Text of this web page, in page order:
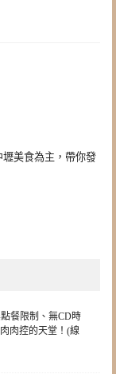
美食為主，帶你發
餐限制、無CD時
肉控的天堂！(線